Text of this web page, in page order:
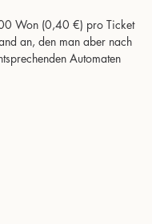
Won (0,40 €) pro Ticket
an, den man aber nach
Automaten